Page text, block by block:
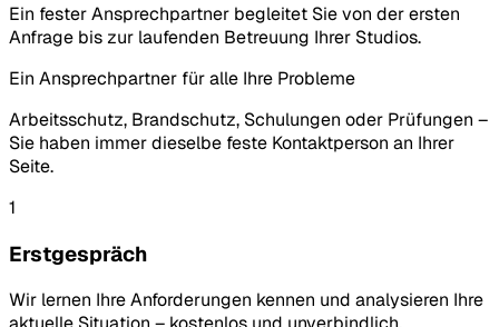
Ein fester Ansprechpartner begleitet Sie von der ersten
Anfrage bis zur laufenden Betreuung Ihrer Studios.
Ein Ansprechpartner für alle Ihre Probleme
Arbeitsschutz, Brandschutz, Schulungen oder Prüfungen –
Sie haben immer dieselbe feste Kontaktperson an Ihrer
Seite.
1
Erstgespräch
Wir lernen Ihre Anforderungen kennen und analysieren Ihre